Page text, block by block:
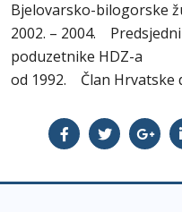
Bjelovarsko-bilogorske
2002. – 2004.
poduzetnike HDZ-a
od 1992. Član Hrvatske